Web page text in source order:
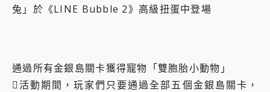
兔」於《LINE Bubble 2》高級扭蛋中登場
通過所有金銀島關卡獲得寵物「雙胞胎小動物」
活動期間，玩家們只要通過全部五個金銀島關卡，